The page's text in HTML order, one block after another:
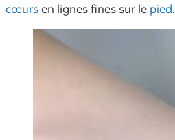
cœursen lignes fines sur le pied.